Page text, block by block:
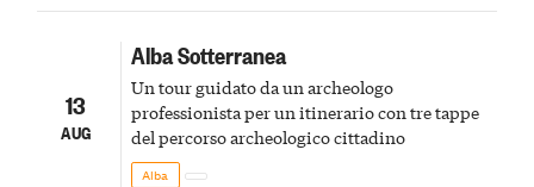
13
AUG
Alba Sotterranea
Un tour guidato da un archeologo
professionista per un itinerario con tre tappe
del percorso archeologico cittadino
Alba